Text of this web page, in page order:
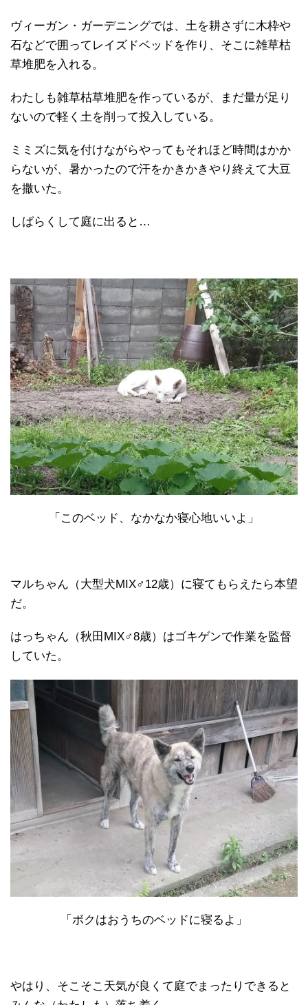
ヴィーガン・ガーデニングでは、土を耕さずに木枠や
石などで囲ってレイズドベッドを作り、そこに雑草枯
草堆肥を入れる。
わたしも雑草枯草堆肥を作っているが、まだ量が足り
ないので軽く土を削って投入している。
ミミズに気を付けながらやってもそれほど時間はかか
らないが、暑かったので汗をかきかきやり終えて大豆
を撒いた。
しばらくして庭に出ると…
「このベッド、なかなか寝心地いいよ」
マルちゃん（大型犬MIX♂12歳）に寝てもらえたら本望
だ。
はっちゃん（秋田MIX♂8歳）はゴキゲンで作業を監督
していた。
「ボクはおうちのベッドに寝るよ」
やはり、そこそこ天気が良くて庭でまったりできると